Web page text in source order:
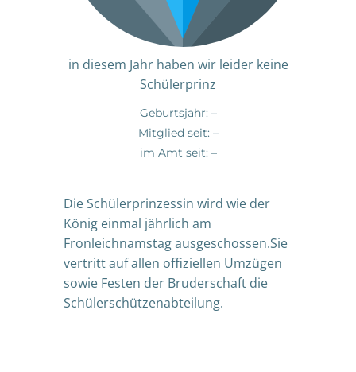
in diesem Jahr haben wir leider keine
Schülerprinz
Geburtsjahr: –
Mitglied seit: –
im Amt seit: –
Die Schülerprinzessin wird wie der
König einmal jährlich am
Fronleichnamstag ausgeschossen.Sie
vertritt auf allen offiziellen Umzügen
sowie Festen der Bruderschaft die
Schülerschützenabteilung.